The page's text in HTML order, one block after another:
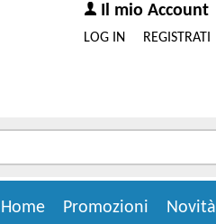
Il mio Account
REGISTRATI
LOG IN
Novità
Promozioni
Home